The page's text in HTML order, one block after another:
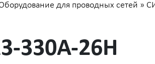
для проводных сетей »
330А-26H